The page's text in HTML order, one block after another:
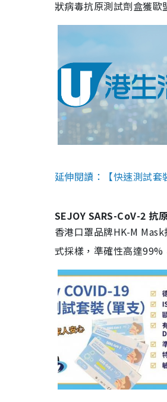
狀病毒抗原測試劑盒獲
延伸閱讀：【快速測試
SEJOY SARS-CoV-2 抗
香港口罩品牌HK-M
式採樣，準確性高達